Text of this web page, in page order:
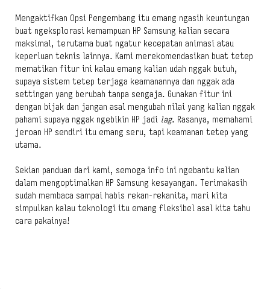
Mengaktifkan Opsi Pengembang itu emang ngasih keuntungan
buat ngeksplorasi kemampuan HP Samsung kalian secara
maksimal, terutama buat ngatur kecepatan animasi atau
keperluan teknis lainnya. Kami merekomendasikan buat tetep
mematikan fitur ini kalau emang kalian udah nggak butuh,
supaya sistem tetep terjaga keamanannya dan nggak ada
settingan yang berubah tanpa sengaja. Gunakan fitur ini
dengan bijak dan jangan asal mengubah nilai yang kalian nggak
pahami supaya nggak ngebikin HP jadi lag. Rasanya, memahami
jeroan HP sendiri itu emang seru, tapi keamanan tetep yang
utama.
Sekian panduan dari kami, semoga info ini ngebantu kalian
dalam mengoptimalkan HP Samsung kesayangan. Terimakasih
sudah membaca sampai habis rekan-rekanita, mari kita
simpulkan kalau teknologi itu emang fleksibel asal kita tahu
cara pakainya!